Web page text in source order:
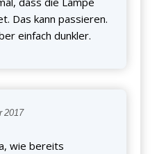
Das kann passieren.
einfach dunkler.
2017
wie bereits